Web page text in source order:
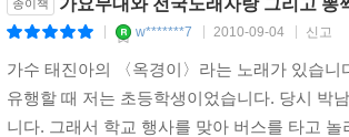
음악의 유입에 의한 영향으로 동북아시아
를 숙명처럼 지닌 채 세상에 모습을 드러내기
로트의 정치학〉은 이 지점에서 오늘날 트
.
종이책 가요무대와 전국노래자랑 그리고 뽕
w*******7 2010-09-04 신고
가수 태진아의 〈옥경이〉라는 노래가 있습
유행할 때 저는 초등학생이었습니다. 당시 박
니다. 그래서 학교 행사를 맞아 버스를 타고